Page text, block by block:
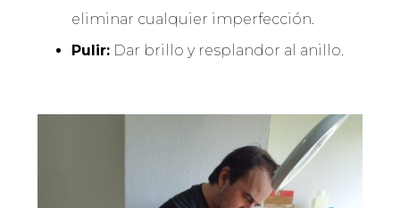
eliminar cualquier imperfección.
Pulir: Dar brillo y resplandor al anillo.